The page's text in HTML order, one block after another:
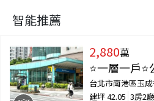
智能推薦
2,880萬
⭐一層一戶⭐
台北市南港區玉
建坪42.05 3房2廳